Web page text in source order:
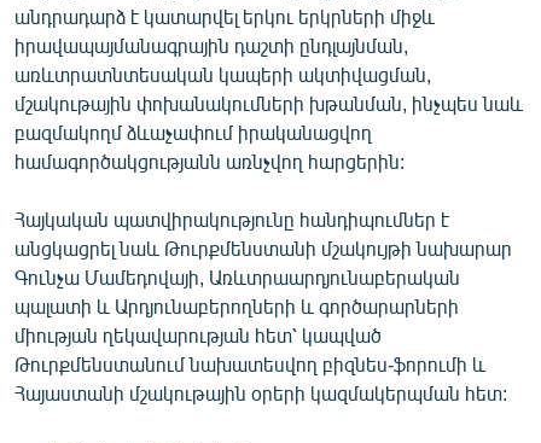
անդրադարձ է կատարվել երկու երկրների միջև
իրավապայմանագրային դաշտի ընդլայնման,
առևտրատնտեսական կապերի ակտիվացման,
մշակութային փոխանակումների խթանման, ինչպես նաև
բազմակողմ ձևաչափում իրականացվող
համագործակցությանն առնչվող հարցերին:
Հայկական պատվիրակությունը հանդիպումներ է
անցկացրել նաև Թուրքմենստանի մշակույթի նախարար
Գունչա Մամեդովայի, Առևտրաարդյունաբերական
պալատի և Արդյունաբերողների և գործարարների
միության ղեկավարության հետ՝ կապված
Թուրքմենստանում նախատեսվող բիզնես-ֆորումի և
Հայաստանի մշակութային օրերի կազմակերպման հետ: